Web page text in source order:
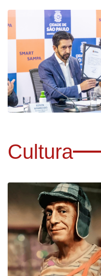
Cultura